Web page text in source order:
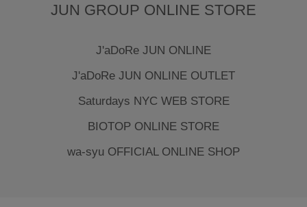
JUN GROUP ONLINE STORE
J'aDoRe JUN ONLINE
J'aDoRe JUN ONLINE OUTLET
Saturdays NYC WEB STORE
BIOTOP ONLINE STORE
wa-syu OFFICIAL ONLINE SHOP